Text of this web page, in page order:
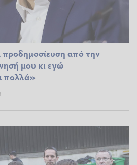
από την
μου κι εγώ
πολλά»